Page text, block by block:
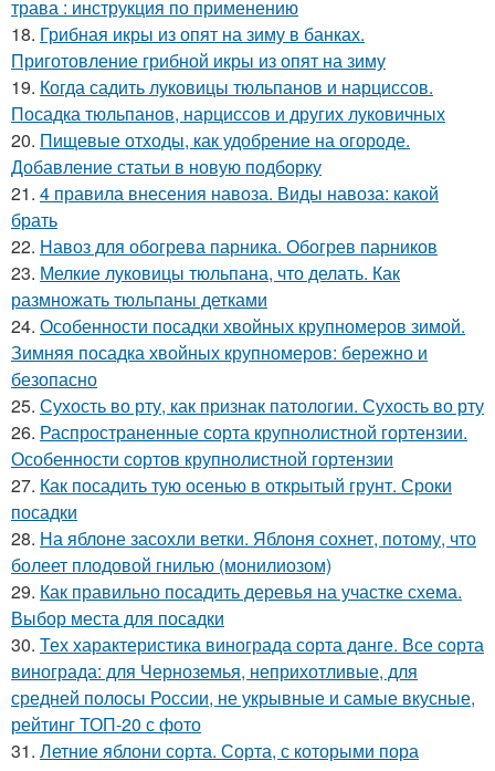
трава : инструкция по применению
18. Грибная икры из опят на зиму в банках.
Приготовление грибной икры из опят на зиму
19. Когда садить луковицы тюльпанов и нарциссов.
Посадка тюльпанов, нарциссов и других луковичных
20. Пищевые отходы, как удобрение на огороде.
Добавление статьи в новую подборку
21. 4 правила внесения навоза. Виды навоза: какой
брать
22. Навоз для обогрева парника. Обогрев парников
23. Мелкие луковицы тюльпана, что делать. Как
размножать тюльпаны детками
24. Особенности посадки хвойных крупномеров зимой.
Зимняя посадка хвойных крупномеров: бережно и
безопасно
25. Сухость во рту, как признак патологии. Сухость во рту
26. Распространенные сорта крупнолистной гортензии.
Особенности сортов крупнолистной гортензии
27. Как посадить тую осенью в открытый грунт. Сроки
посадки
28. На яблоне засохли ветки. Яблоня сохнет, потому, что
болеет плодовой гнилью (монилиозом)
29. Как правильно посадить деревья на участке схема.
Выбор места для посадки
30. Тех характеристика винограда сорта данге. Все сорта
винограда: для Черноземья, неприхотливые, для
средней полосы России, не укрывные и самые вкусные,
рейтинг ТОП-20 с фото
31. Летние яблони сорта. Сорта, с которыми пора